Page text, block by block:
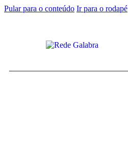
Pular para o conteúdo Ir para o rodapé